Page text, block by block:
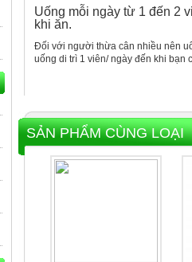
Uống mỗi ngày từ 1 đến 2
khi ăn.
Đối với người thừa cân nhiều nên
uống di trì 1 viên/ ngày đến khi bạn
SẢN PHẨM CÙNG LOẠI